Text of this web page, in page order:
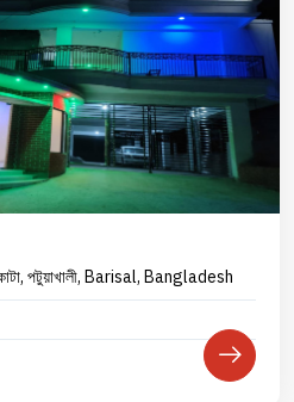
পটুয়াখালী, Barisal, Bangladesh